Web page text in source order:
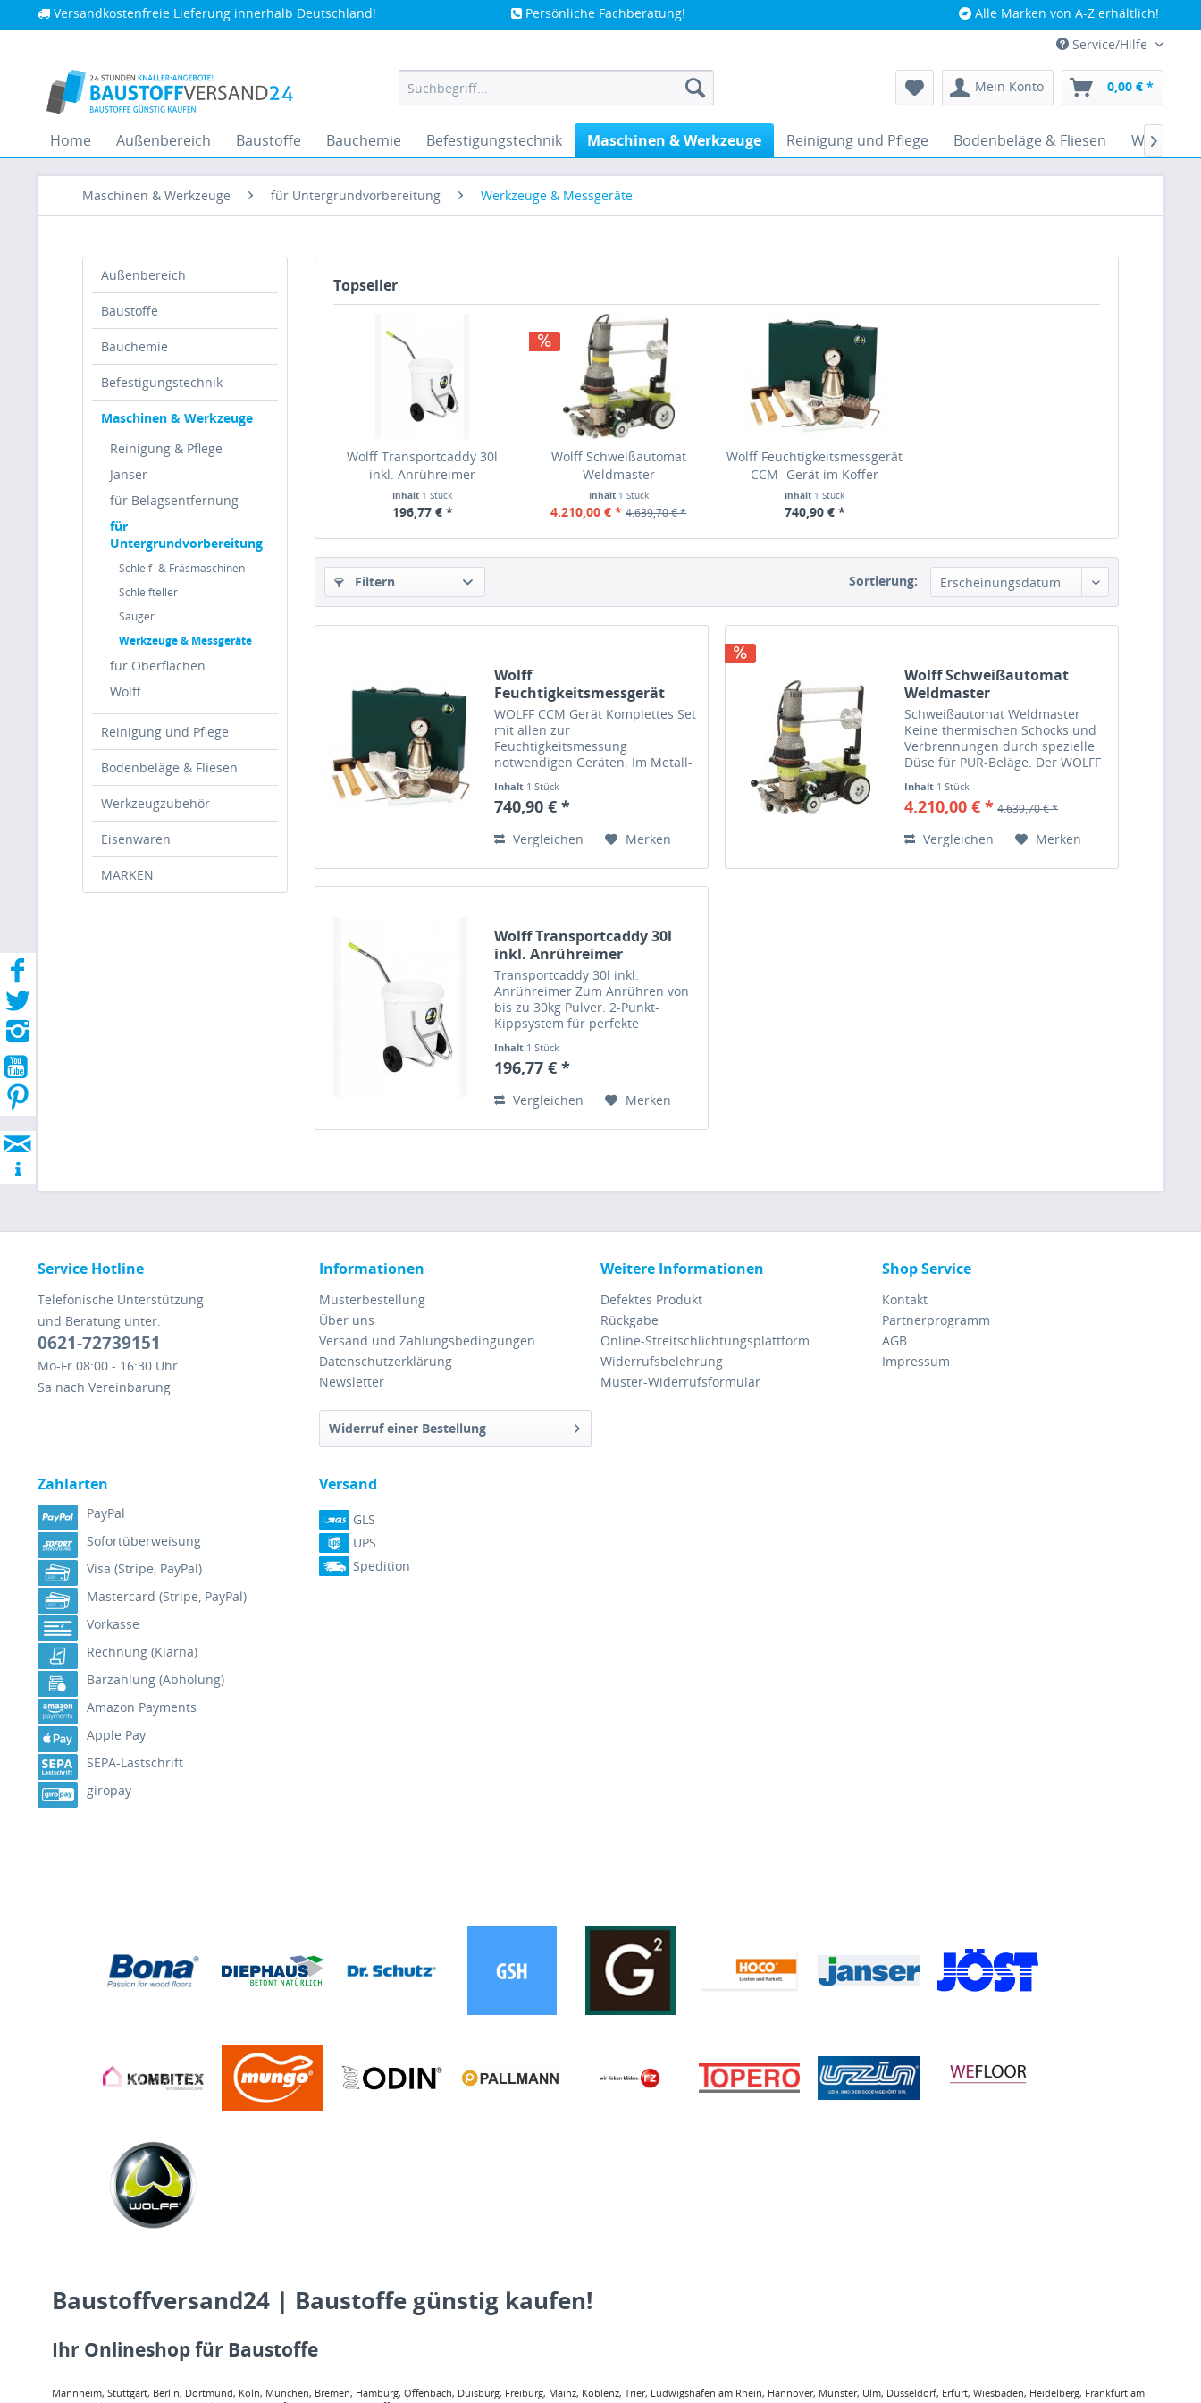
Versandkostenfreie Lieferung innerhalb Deutschland! Persönliche Fachberatung!
Alle Marken von A-Z erhältlich!
Service/Hilfe
Mein Konto 0,00 € *
Home Außenbereich Baustoffe Bauchemie Befestigungstechnik Maschinen & Werkzeuge Reinigung und Pflege Bodenbeläge & Fliesen 
Maschinen & Werkzeuge für Untergrundvorbereitung Werkzeuge & Messgeräte
Außenbereich
Baustoffe
Bauchemie
Befestigungstechnik
Maschinen & Werkzeuge
Reinigung & Pflege
Janser
für Belagsentfernung
für
Untergrundvorbereitung
Schleif- & Fräsmaschinen
Schleifteller
Sauger
Werkzeuge & Messgeräte
für Oberflächen
Wolff
Reinigung und Pflege
Bodenbeläge & Fliesen
Werkzeugzubehör
Eisenwaren
MARKEN
Topseller
Wolff Transportcaddy 30l
inkl. Anrühreimer
Inhalt 1 Stück
196,77 € *
Wolff Schweißautomat
Weldmaster
Inhalt 1 Stück
4.210,00 € * 4.639,70 € *
Wolff Feuchtigkeitsmessgerät
CCM- Gerät im Koffer
Inhalt 1 Stück
740,90 € *
Filtern Sortierung:
Wolff
Feuchtigkeitsmessgerät
CCM- Gerät im Koffer
WOLFF CCM Gerät Komplettes Set
mit allen zur
Feuchtigkeitsmessung
notwendigen Geräten. Im Metall-
Transportkasten. Lieferumfang:
Druckflasche Manometer
Federwaage Waagschale Fäustel
Zerkleinerungsschale Kugeln 20...
Inhalt 1 Stück
740,90 € *
Vergleichen Merken
Wolff Schweißautomat
Weldmaster
Schweißautomat Weldmaster
Keine thermischen Schocks und
Verbrennungen durch spezielle
Düse für PUR-Beläge. Der WOLFF
Schweißautomat für alle
Anforderungen. genau definierte
Temperaturvorwahl durch
!!...
Inhalt 1 Stück
4.210,00 € * 4.639,70 € *
Vergleichen Merken
Wolff Transportcaddy 30l
inkl. Anrühreimer
Transportcaddy 30l inkl.
Anrühreimer Zum Anrühren von
bis zu 30kg Pulver. 2-Punkt-
Kippsystem für perfekte
alle gängigen 30l Eimer
Lieferumfang: Untergestell
Inhalt 1 Stück
196,77 € *
Vergleichen Merken
Service Hotline
Telefonische Unterstützung
und Beratung unter:
0621-72739151
Mo-Fr 08:00 - 16:30 Uhr
Sa nach Vereinbarung
Informationen
Musterbestellung
Über uns
Versand und Zahlungsbedingungen
Datenschutzerklärung
Newsletter
Widerruf einer Bestellung
Weitere Informationen
Defektes Produkt
Rückgabe
Online-Streitschlichtungsplattform
Widerrufsbelehrung
Muster-Widerrufsformular
Shop Service
Kontakt
Partnerprogramm
AGB
Impressum
Zahlarten
PayPal
Sofortüberweisung
Visa (Stripe, PayPal)
Mastercard (Stripe, PayPal)
Vorkasse
Rechnung (Klarna)
Barzahlung (Abholung)
Amazon Payments
Apple Pay
SEPA-Lastschrift
giropay
Versand
GLS
UPS
Spedition
Baustoffversand24 | Baustoffe günstig kaufen!
Ihr Onlineshop für Baustoffe
Mannheim, Stuttgart, Berlin, Dortmund, Köln, München, Bremen, Hamburg, Offenbach, Duisburg, Freiburg, Mainz, Koblenz, Trier, Ludwigshafen am Rhein, Hannover, Münster, Ulm, Düsseldorf, Erfurt, Wiesbaden, Heidelberg, Frankfurt am